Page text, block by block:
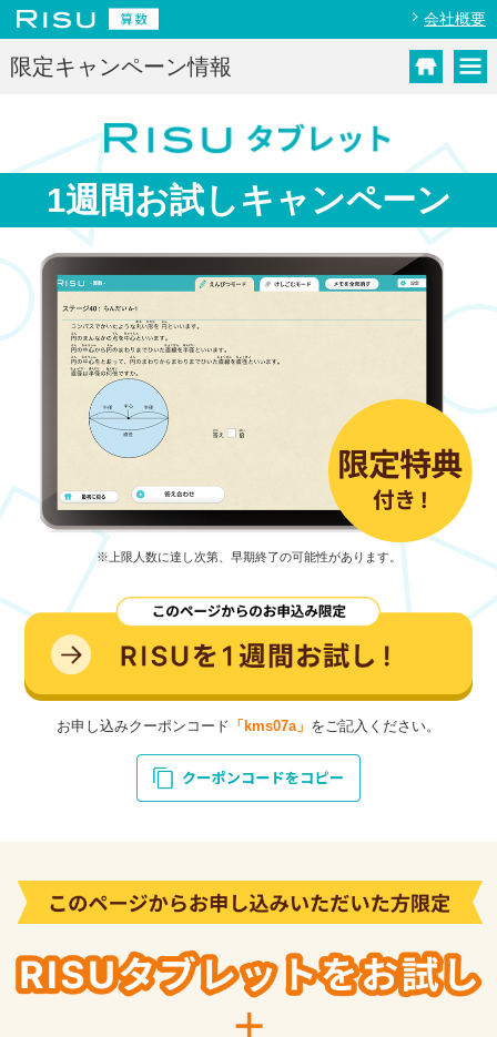
会社概要
限定キャンペーン情報
1週間お試し キャンペーン
※上限人数に達し次第、早期終了の可能性があります。
お申し込みクーポンコード 「kms07a」 をご記入ください。